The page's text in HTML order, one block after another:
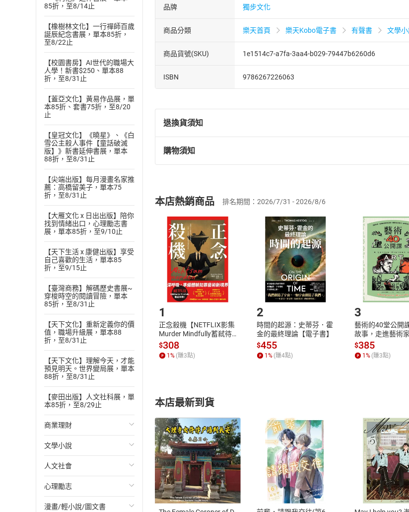
85折，至8/14止
【橡樹林文化】一行禪師百歲
誕辰紀念書展，單本85折，
至8/22止
【校園書房】AI世代的職場大
人學！新書$250、單本88
折，至8/31止
【蓋亞文化】黃易作品展，單
本85折、套書75折，至8/20
止
【皇冠文化】《曉星》、《白
雪公主殺人事件【童話破滅
版】》新書延伸書展，單本
88折，至8/31止
【尖端出版】每月漫畫名家推
薦：高橋留美子，單本75
折，至8/31止
【大雁文化 x 日出出版】陪你
找到情緒出口，心理勵志書
展，單本85折，至9/10止
【天下生活 x 康健出版】享受
自己喜歡的生活，單本85
折，至9/15止
【臺灣商務】解碼歷史書展~
穿梭時空的閱讀冒險，單本
85折，至8/31止
【天下文化】重新定義你的價
值，職場升級展，單本88
折，至8/31止
【天下文化】理解今天，才能
預見明天。世界變局展，單本
88折，至8/31止
【麥田出版】人文社科展，單
本85折，至8/29止
商業理財
投資理財
經濟/趨勢
財務/金融
管理/領導
文學小說
歐美文學
日本文學
韓國文學
人文社會
國際關係
政治
心理勵志
心靈成長/情緒
漫畫/輕小說/圖文書
也象徵了偵探突破情緒、破解謎團後，盛開出來的真相之花。
▋亂步之前寫下謎團的偉大作家
夏目漱石：以現代對待迷信，以科學對待謎團──〈琴之幻音〉（1905）
我與友人聊了一晚幽靈的話題，
歸家途中，除了撞見抬棺隊伍外，還聽家裡迷信的老媽子嘮叨著附近的狗
我愈想愈不對勁，莫非這一切都是病中的未婚妻出了什麼事的徵兆嗎？
泉鏡花：當他第一次讓敘事者成了偵探──〈手術室〉（1895）
貴船伯爵夫人因重病需接受高峰醫師的手術。
寧願就這麼接受手術。夫人寧願冒著死去的風險，也要隱瞞到底的祕密究
谷崎潤一郎：偵探小說日本化的前鋒推手──〈路上〉（1920）
湯河在年關將近的某個傍晚，遭遇一名男子攀談。
對方表明自己是名私家偵探，接受湯河再婚對象家人的委託來調查湯河
但不知為何話題始終圍繞著湯河病逝的前妻打轉……
※同時收錄作者另兩作：〈我〉、〈祕密〉
芥川龍之介：在純文學世界中，作為偵探小說的捍衛者──〈竹林中〉（
在竹林中發生一樁殺人案。負責審判這樁案件的檢非違使，
審問了案件發現者樵夫、犯人大盜、遭到玷污的妻子，
甚至透過巫女之口聽取了死者的證詞。
然而，所有人的話卻各有扞格，真相究竟為何？
※同時收錄作者另一作〈兩封信〉
某次我與他一同前往戲院欣賞電影，沒想到在看到某個角色的指紋特寫後
R.N忽然衝出電影院，並且開始了狂熱的指紋研究。
之後，一頭霧水的我，被R.N帶往他過往始終避之唯恐不及的長崎。
在那裡，他告訴我一個關於指紋，不可思議的故事……
※同時收錄作者另兩作〈家常便飯〉、〈陳述〉
從來沒有事物是憑空出現的，偵探小說也不例外。
在江戶川亂步登場之前，曾經有這些文豪，
他們首先理解了人心的幽微難測，然後，
品牌 獨步文化
商品分類 樂天首頁 樂天Kobo電子書 有聲書 文學
商品貨號(SKU) 1e1514c7-a7fa-3aa4-b029-79447b6260d6
ISBN 9786267226063
退換貨須知
退換貨規定：
(一)依消費者保護法第19條第1項後段暨通訊交易解除權合理例外
(二)消費者訂購本店鋪之商品即代表知悉本店鋪所銷售之商品為
且已下載/存取電子書，不得請求退貨退款。
退貨方式：您欲取消訂單或辦理退貨時，請登入樂天市場，並於「
貨」，本店鋪將依您的申請進行審核，待審核通過後將為您辦理退
請注意，樂天市場須以整筆訂單為單位進行取消/退貨，恕無法以單
購物須知
挑選商品
Choose
放入購物車
Shopping cart
登入帳
Login
購書後，如何開始使用？
Step1.選擇閱讀載具
付款方式
ATM轉帳、信用卡、LINE PAY、AFTEE
退換貨規範
本店是否提供消費者保
之權利，遽消費者保護
本店熱銷商品 排名期間：2026/7/31 - 2026/8/6
1
正念殺機【NETFLIX影集
Murder Mindfully蓄弒待
發】【電子書】
$308
1 % (賺3點)
2
時間的起源：史蒂芬．霍
金的最終理論【電子書】
$455
1 % (賺4點)
3
藝術的40堂公開
故事，走進藝術
場，看藝術如何誕
何形塑人類生活【
書】
$385
1 % (賺3點)
本店最新到貨